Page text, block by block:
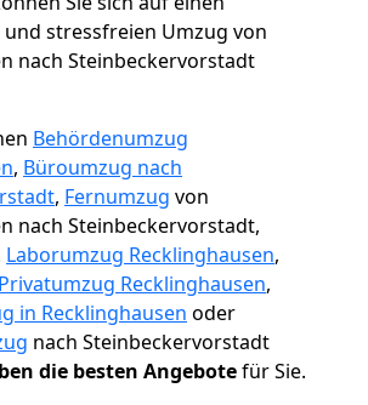
stressfreien Umzug von
nach Steinbeckervorstadt
Behördenumzug
, Büroumzug nach
, Fernumzug von
nach Steinbeckervorstadt,
Laborumzug Recklinghausen,
Privatumzug Recklinghausen,
in Recklinghausen oder
nach Steinbeckervorstadt
die besten Angebotefür Sie.